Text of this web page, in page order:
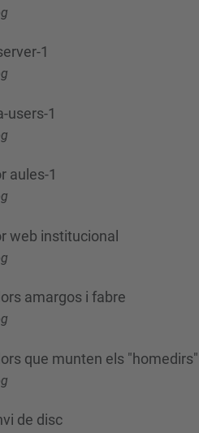
1
users-1
aules-1
web institucional
amargos i fabre
que munten els "homedirs"
de disc